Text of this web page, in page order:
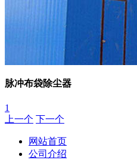
脉冲布袋除尘器
1
上一个 下一个
网站首页
公司介绍